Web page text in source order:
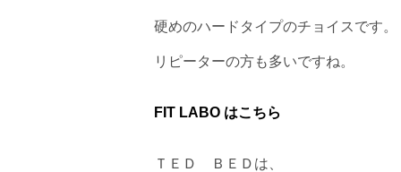
硬めのハードタイプのチョイスです。
リピーターの方も多いですね。
FIT LABO はこちら
ＴＥＤ ＢＥＤは、